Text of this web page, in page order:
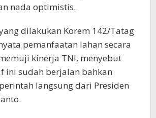
nada optimistis.
dilakukan Korem 142/Tatag
pemanfaatan lahan secara
kinerja TNI, menyebut
ini sudah berjalan bahkan
langsung dari Presiden